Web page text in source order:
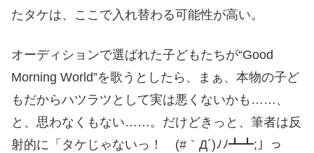
たタケは、ここで入れ替わる可能性が高い。
オーディションで選ばれた子どもたちが“Good
Morning World”を歌うとしたら、まぁ、本物の子ど
もだからハツラツとして実は悪くないかも……、
と、思わなくもない……。だけどきっと、筆者は反
射的に「タケじゃないっ！ (#｀Д´)ﾉﾉ┻┻;」っ